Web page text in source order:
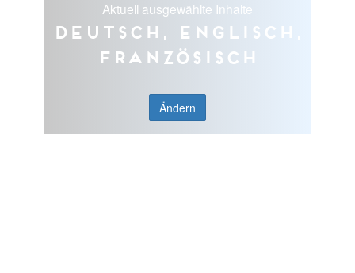
Aktuell ausgewählte Inhalte
Deutsch, Englisch,
Französisch
Ändern